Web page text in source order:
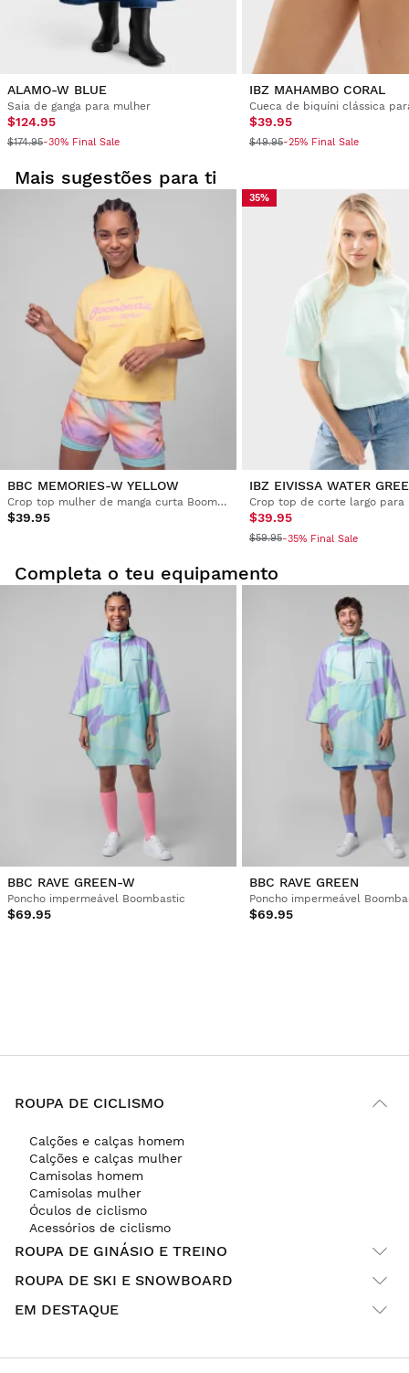
ALAMO-W BLUE
Saia de ganga para mulher
$124.95
$174.95-30% Final Sale
IBZ MAHAMBO CORAL
Cueca de biquíni clássica
$39.95
$49.95-25% Final Sale
Mais sugestões para ti
BBC MEMORIES-W YELLOW
Crop top mulher de manga curta Boombastic
$39.95
35%
IBZ EIVISSA WATER
Crop top de corte largo para
$39.95
$59.95-35% Final Sale
Completa o teu equipamento
BBC RAVE GREEN-W
Poncho impermeável Boombastic
$69.95
BBC RAVE GREEN
Poncho impermeável
$69.95
ROUPA DE CICLISMO
Calções e calças homem
Calções e calças mulher
Camisolas homem
Camisolas mulher
Óculos de ciclismo
Acessórios de ciclismo
ROUPA DE GINÁSIO E TREINO
ROUPA DE SKI E SNOWBOARD
EM DESTAQUE